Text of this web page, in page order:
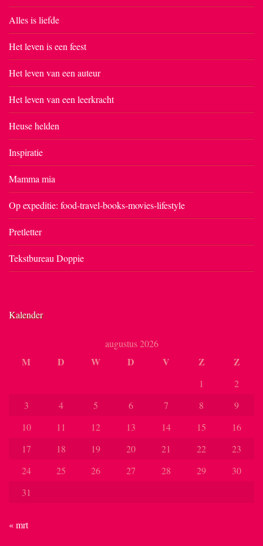
Alles is liefde
Het leven is een feest
Het leven van een auteur
Het leven van een leerkracht
Heuse helden
Inspiratie
Mamma mia
Op expeditie: food-travel-books-movies-lifestyle
Pretletter
Tekstbureau Doppie
Kalender
augustus 2026
M D W D V Z Z
1
2
3
4 5 6 7 8
9
10
11 12 13 14 15
16
17
18 19 20 21 22
23
24
25 26 27 28 29
30
31
« mrt